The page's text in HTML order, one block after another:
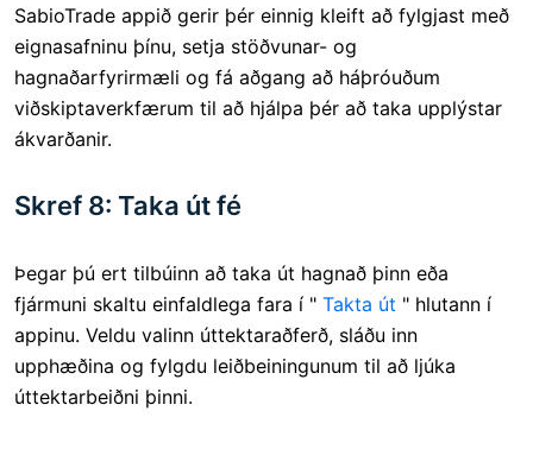
SabioTrade appið gerir þér einnig kleift að fylgjast með
eignasafninu þínu, setja stöðvunar- og
hagnaðarfyrirmæli og fá aðgang að háþróuðum
viðskiptaverkfærum til að hjálpa þér að taka upplýstar
ákvarðanir.
Skref 8: Taka út fé
Þegar þú ert tilbúinn að taka út hagnað þinn eða
fjármuni skaltu einfaldlega fara í " Takta út " hlutann í
appinu. Veldu valinn úttektaraðferð, sláðu inn
upphæðina og fylgdu leiðbeiningunum til að ljúka
úttektarbeiðni þinni.